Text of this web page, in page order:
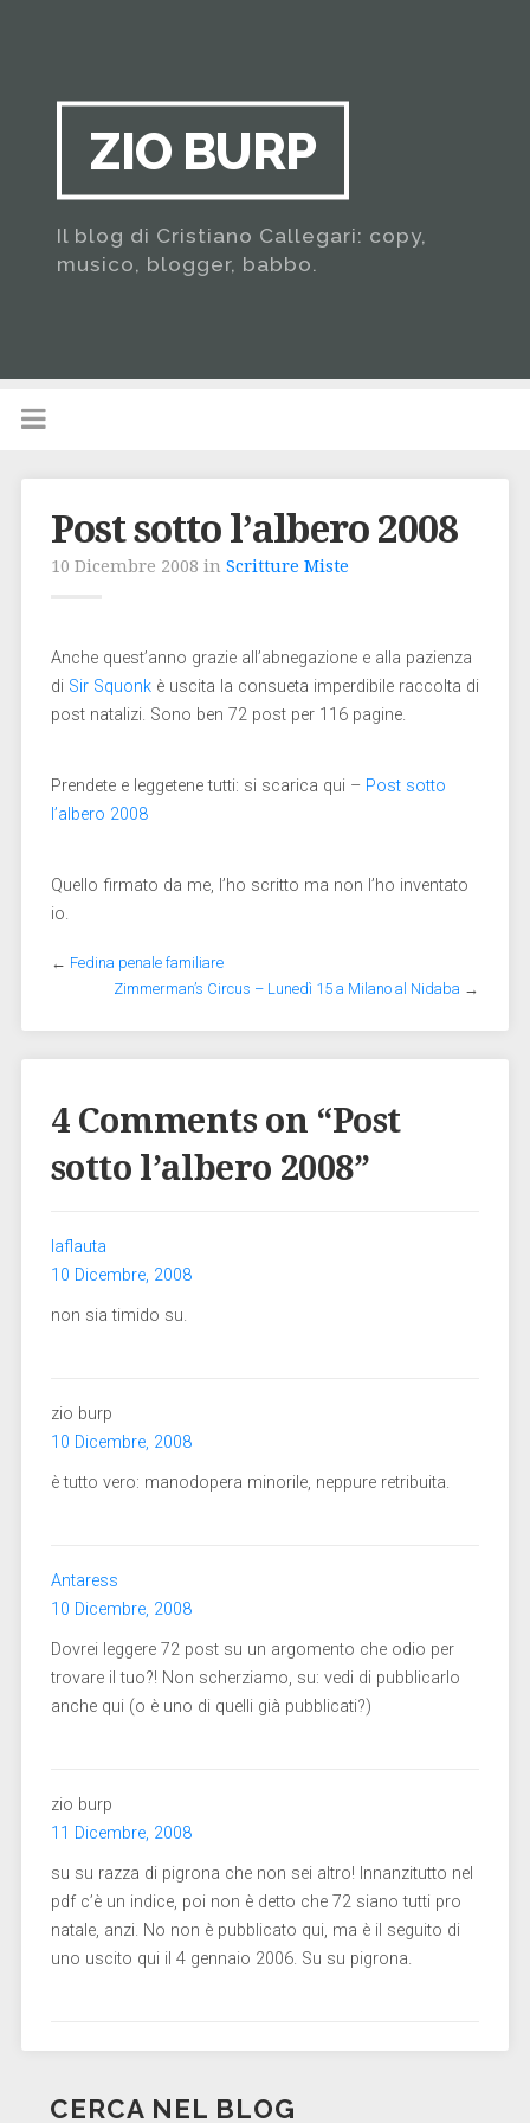
ZIO BURP
Il blog di Cristiano Callegari: copy,
musico, blogger, babbo.
Post sotto l’albero 2008
10 Dicembre 2008 in Scritture Miste
Anche quest’anno grazie all’abnegazione e alla pazienza
di Sir Squonkè uscita la consueta imperdibile raccolta di
post natalizi. Sono ben 72 post per 116 pagine.
Prendete e leggetene tutti: si scarica qui – Post sotto
l’albero 2008
Quello firmato da me, l’ho scritto ma non l’ho inventato
io.
← Fedina penale familiare
Zimmerman’s Circus – Lunedì 15 a Milano al Nidaba →
4 Comments on “Post
sotto l’albero 2008”
laflauta
10 Dicembre, 2008
non sia timido su.
zio burp
10 Dicembre, 2008
è tutto vero: manodopera minorile, neppure retribuita.
Antaress
10 Dicembre, 2008
Dovrei leggere 72 post su un argomento che odio per
trovare il tuo?! Non scherziamo, su: vedi di pubblicarlo
anche qui (o è uno di quelli già pubblicati?)
zio burp
11 Dicembre, 2008
su su razza di pigrona che non sei altro! Innanzitutto nel
pdf c’è un indice, poi non è detto che 72 siano tutti pro
natale, anzi. No non è pubblicato qui, ma è il seguito di
uno uscito qui il 4 gennaio 2006. Su su pigrona.
CERCA NEL BLOG